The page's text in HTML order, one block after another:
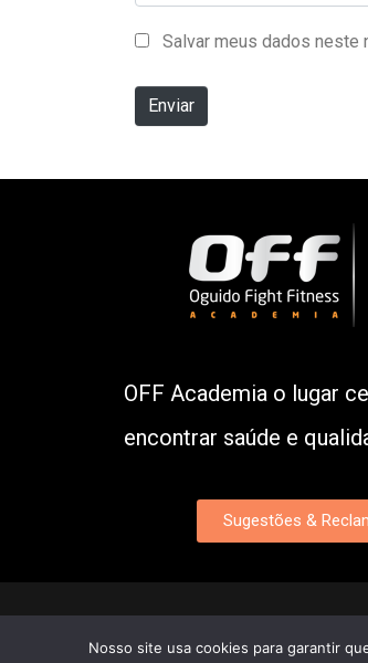
Salvar meus dados neste
Enviar
OFF Academia o lugar
encontrar saúde e
Sugestões &
Nosso site usa cookies para garantir